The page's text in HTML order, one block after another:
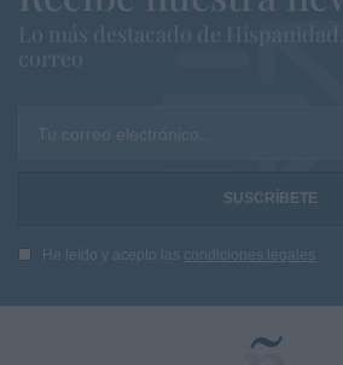
Lo más destacado de Hispanidad,
correo
Tu correo electrónico...
He leído y acepto las condiciones legales